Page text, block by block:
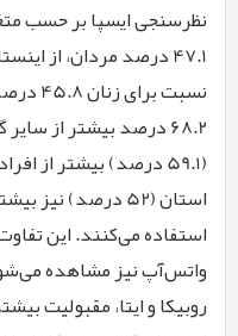
نظرسنجی ایسپا بر حسب
47.1 درصد مردان، از اینستاگرام استفاده می
68.2 درصد بیشتر از سایر گروه
(59.1 درصد) بیشتر از
استان (52 درصد)
استفاده میکنند. این
واتس‌آپ نیز مشاهده